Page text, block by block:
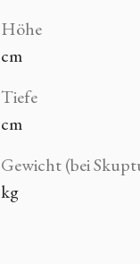
Höhe
cm
Tiefe
cm
Gewicht (bei
kg